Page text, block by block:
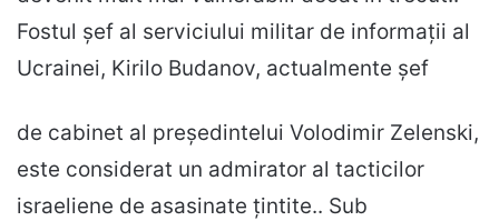
Fostul șef al serviciului militar de informații al
Ucrainei, Kirilo Budanov, actualmente șef
de cabinet al președintelui Volodimir Zelenski,
este considerat un admirator al tacticilor
israeliene de asasinate țintite.. Sub